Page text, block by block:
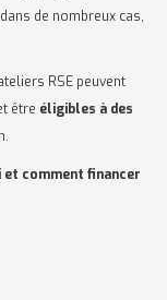
de nombreux cas,
RSE peuvent
être éligibles à des
et comment financer